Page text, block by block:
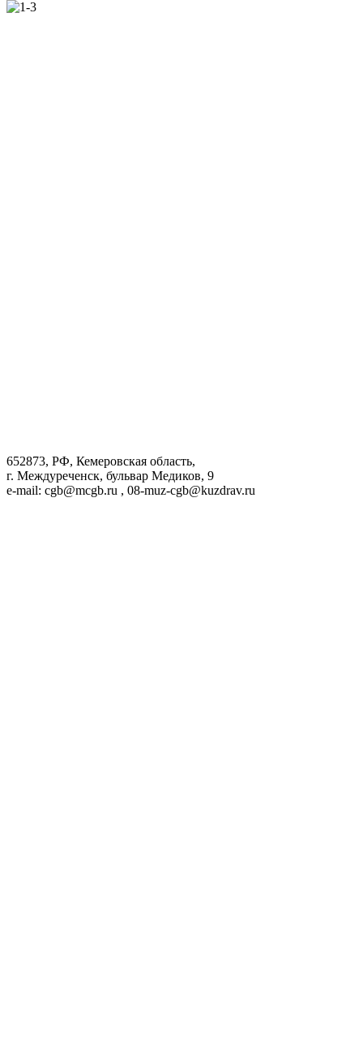
652873, РФ, Кемеровская область,
г. Междуреченск, бульвар Медиков, 9
e-mail: cgb@mcgb.ru , 08-muz-cgb@kuzdrav.ru